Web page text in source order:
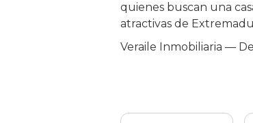
quienes buscan una
atractivas de
Veraile Inmobiliaria —